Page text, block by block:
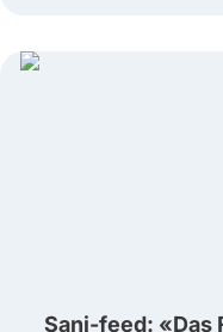
Sani-feed: «Das